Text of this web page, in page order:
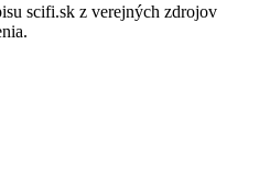
scifi.sk z verejných zdrojov